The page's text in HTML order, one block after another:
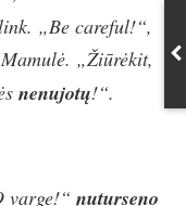
„Be careful!“,
„Žiūrėkit,
nenujotų!“.
varge!“nuturseno